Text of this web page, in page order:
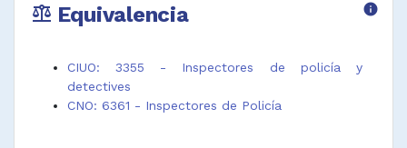
balance Equivalencia info
CIUO: 3355 - Inspectores de policía y
detectives
CNO: 6361 - Inspectores de Policía